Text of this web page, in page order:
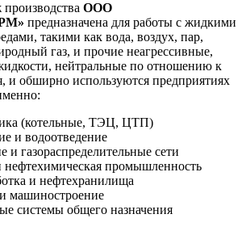
ООО
предназначена для работы с жидкими
такими как вода, воздух, пар,
газ, и прочие неагрессивные,
нейтральные по отношению к
и обширно используются предприятиях
(котельные, ТЭЦ, ЦТП)
и водоотведение
и газораспределительные сети
нефтехимическая промышленность
и нефтехранилища
машиностроение
системы общего назначения